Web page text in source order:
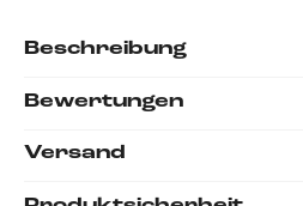
Beschreibung
Bewertungen
Versand